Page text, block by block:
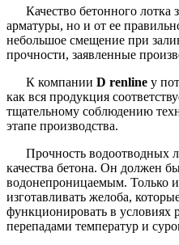
Качество бетонного лотка
арматуры, но и от ее
небольшое смещение при
прочности, заявленные
К компании D renline у
как вся продукция
тщательному соблюдению
этапе производства.
Прочность водоотводных
качества бетона. Он должен
водонепроницаемым. Только
изготавливать желоба,
функционировать в условиях
перепадами температур и